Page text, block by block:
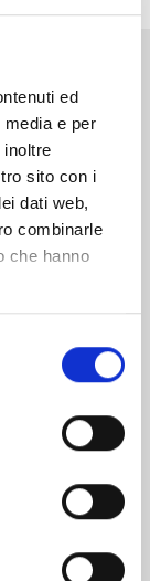
ed
e per
sito con i
dati web,
combinarle
che hanno